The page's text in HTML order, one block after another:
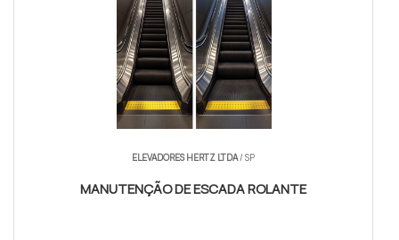
Depoimentos de Clientes
Contato e Orçamento
BENEFÍCIOS DA MANUTENÇÃO
PROFISSIONAL
A manutenção de elevadores em Matão garante
ELEVADORES HERTZ LTDA/ SP
MANUTENÇÃO DE ESCADA ROLANTE